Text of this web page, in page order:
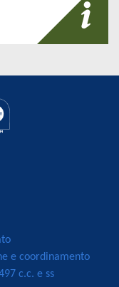
e coordinamento
c.c. e ss